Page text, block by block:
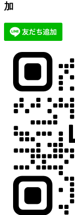
加